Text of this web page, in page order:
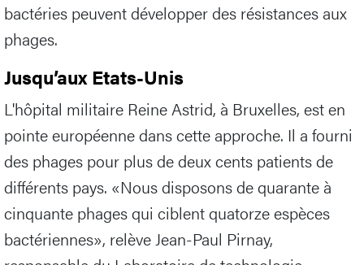
bactéries peuvent développer des résistances aux
phages.
Jusqu’aux Etats-Unis
L'hôpital militaire Reine Astrid, à Bruxelles, est en
pointe européenne dans cette approche. Il a fourni
des phages pour plus de deux cents patients de
différents pays. «Nous disposons de quarante à
cinquante phages qui ciblent quatorze espèces
bactériennes», relève Jean-Paul Pirnay,